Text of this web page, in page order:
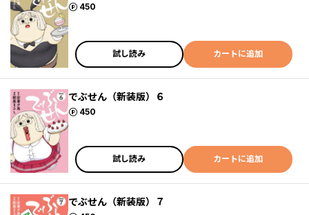
450
ポイント
試し読み カートに追加
でぶせん（新装版）６
450
ポイント
試し読み カートに追加
でぶせん（新装版）７